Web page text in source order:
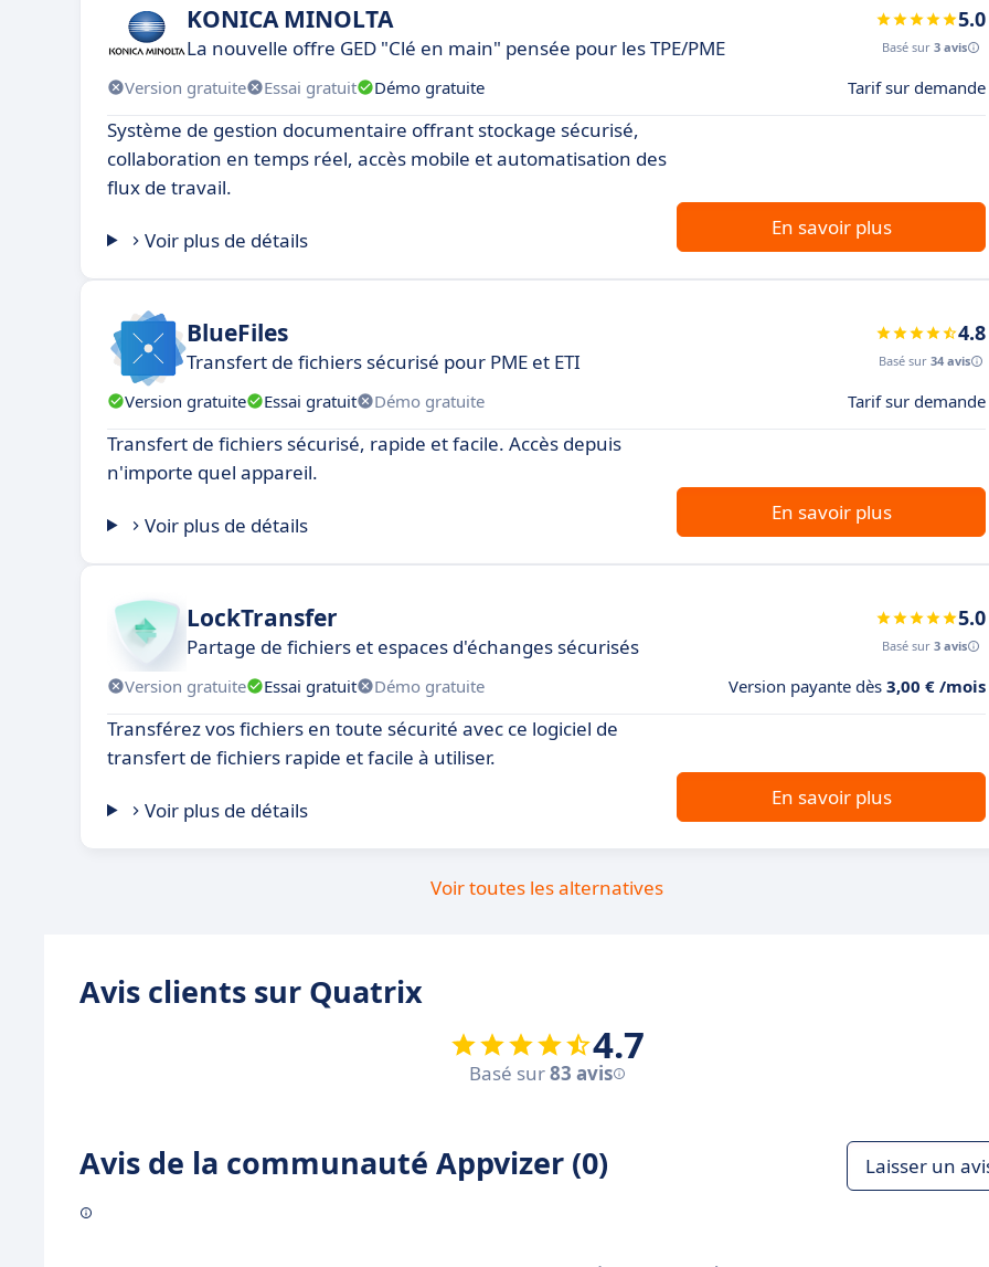
KONICA MINOLTA
La nouvelle offre GED "Clé en main" pensée pour les TPE/PME
5.0
Basé sur 3 avis
Version gratuite Essai gratuit Démo gratuite Tarif sur demande
Système de gestion documentaire offrant stockage sécurisé,
collaboration en temps réel, accès mobile et automatisation des
flux de travail.
Voir plus de détails
En savoir plus
BlueFiles
Transfert de fichiers sécurisé pour PME et ETI
4.8
Basé sur 34 avis
Version gratuite Essai gratuit Démo gratuite Tarif sur demande
Transfert de fichiers sécurisé, rapide et facile. Accès depuis
n'importe quel appareil.
Voir plus de détails
En savoir plus
LockTransfer
Partage de fichiers et espaces d'échanges sécurisés
5.0
Basé sur 3 avis
Version gratuite Essai gratuit Démo gratuite Version payante dès 3,00 € /mois
Transférez vos fichiers en toute sécurité avec ce logiciel de
transfert de fichiers rapide et facile à utiliser.
Voir plus de détails
En savoir plus
Voir toutes les alternatives
Avis clients sur Quatrix
4.7
Basé sur83 avis
Avis de la communauté Appvizer (0) Laisser un